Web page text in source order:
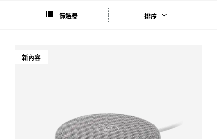
篩選器 排序
新內容